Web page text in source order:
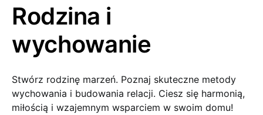
Rodzina i
wychowanie
Stwórz rodzinę marzeń. Poznaj skuteczne metody
wychowania i budowania relacji. Ciesz się harmonią,
miłością i wzajemnym wsparciem w swoim domu!